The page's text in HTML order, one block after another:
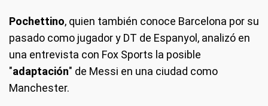
Pochettino, quien también conoce Barcelona por su
pasado como jugador y DT de Espanyol, analizó en
una entrevista con Fox Sports la posible
"adaptación" de Messi en una ciudad como
Manchester.